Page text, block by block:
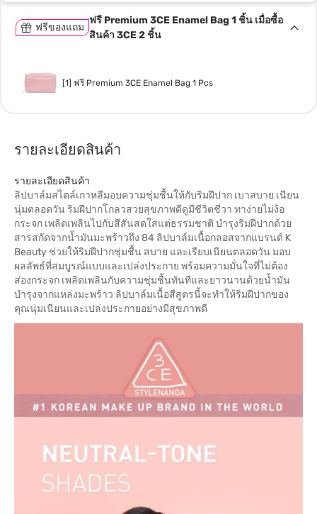
ฟรีของแถม
ฟรี Premium 3CE Enamel Bag 1 ชิ้น เมื่อซื้อ
สินค้า 3CE 2 ชิ้น
[1] ฟรี Premium 3CE Enamel Bag 1 Pcs
รายละเอียดสินค้า
รายละเอียดสินค้า
ลิปบาล์มสไตล์เกาหลีมอบความชุ่มชื้นให้กับริมฝีปาก เบาสบาย เนียน
นุ่มตลอดวัน ริมฝีปากโกลวสวยสุขภาพดีดูมีชีวิตชีวา ทาง่ายไม่ง้อ
กระจก เพลิดเพลินไปกับสีสันสดใสแต่ธรรมชาติ บำรุงริมฝีปากด้วย
สารสกัดจากน้ำมันมะพร้าวถึง 84 ลิปบาล์มเนื้อกลอสจากแบรนด์ K
Beauty ช่วยให้ริมฝีปากชุ่มชื้น สบาย และเรียบเนียนตลอดวัน มอบ
ผลลัพธ์ที่สมบูรณ์แบบและเปล่งประกาย พร้อมความมั่นใจที่ไม่ต้อง
ส่องกระจก เพลิดเพลินกับความชุ่มชื้นทันทีและยาวนานด้วยน้ำมัน
บำรุงจากแหล่งมะพร้าว ลิปบาล์มเนื้อสีสูตรนี้จะทำให้ริมฝีปากของ
คุณนุ่มเนียนและเปล่งประกายอย่างมีสุขภาพดี